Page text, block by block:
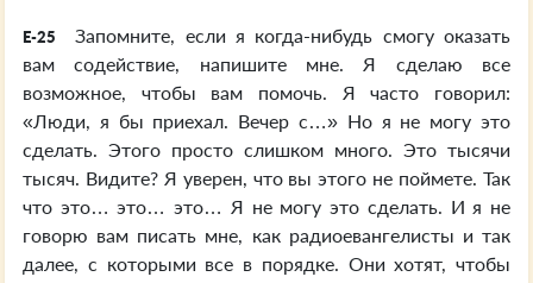
E-25
Запомните, если я когда-нибудь смогу оказать
вам содействие, напишите мне. Я сделаю все
возможное, чтобы вам помочь. Я часто говорил:
«Люди, я бы приехал. Вечер с…» Но я не могу это
сделать. Этого просто слишком много. Это тысячи
тысяч. Видите? Я уверен, что вы этого не поймете. Так
что это… это… это… Я не могу это сделать. И я не
говорю вам писать мне, как радиоевангелисты и так
далее, с которыми все в порядке. Они хотят, чтобы